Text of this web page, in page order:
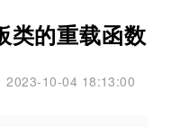
类的重载函数
2023-10-04 18:13:00